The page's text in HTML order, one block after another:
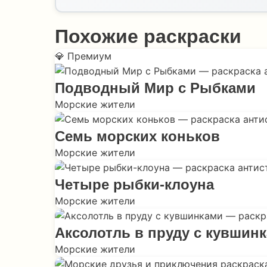
Похожие раскраски
💎 Премиум
Подводный Мир с Рыбками
Морские жители
Семь морских коньков
Морские жители
Четыре рыбки-клоуна
Морские жители
Аксолотль в пруду с
Морские жители